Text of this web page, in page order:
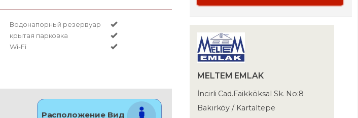
Водонапорный резервуар
крытая парковка
Wi-Fi
Расположение Вид
MELTEM EMLAK
İncirli Cad.Faikköksal Sk. No:8
Bakırköy / Kartaltepe